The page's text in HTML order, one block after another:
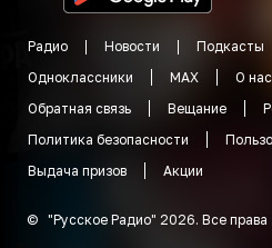
Радио Новости Подкасты
Одноклассники
MAX О нас
Обратная связь
Вещание
Политика безопасности
Выдача призов
Акции
© "Русское Радио" 2026. Все